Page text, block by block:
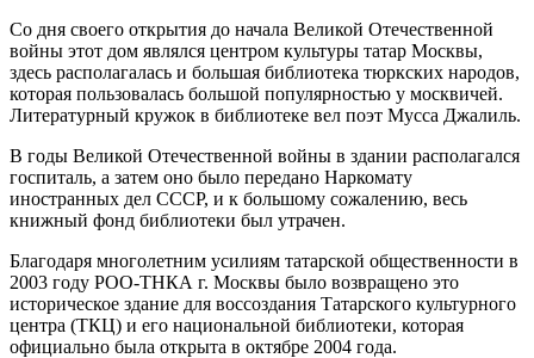
Со дня своего открытия до начала Великой Отечественной
войны этот дом являлся центром культуры татар Москвы,
здесь располагалась и большая библиотека тюркских народов,
которая пользовалась большой популярностью у москвичей.
Литературный кружок в библиотеке вел поэт Мусса Джалиль.
В годы Великой Отечественной войны в здании располагался
госпиталь, а затем оно было передано Наркомату
иностранных дел СССР, и к большому сожалению, весь
книжный фонд библиотеки был утрачен.
Благодаря многолетним усилиям татарской общественности в
2003 году РОО-ТНКА г. Москвы было возвращено это
историческое здание для воссоздания Татарского культурного
центра (ТКЦ) и его национальной библиотеки, которая
официально была открыта в октябре 2004 года.